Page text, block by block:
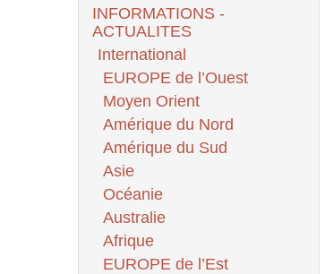
INFORMATIONS -
ACTUALITES
International
EUROPE de l’Ouest
Moyen Orient
Amérique du Nord
Amérique du Sud
Asie
Océanie
Australie
Afrique
EUROPE de l’Est